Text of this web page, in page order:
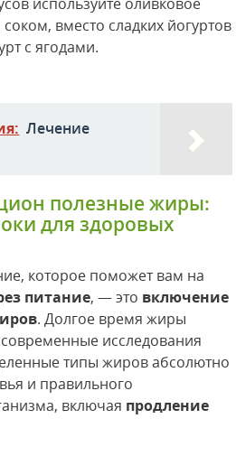
вместо сладких йогуртов
с ягодами.
Лечение
полезные жиры:
для здоровых
которое поможет вам на
питание, — это включение
. Долгое время жиры
исследования
типы жиров абсолютно
и правильного
включая продление